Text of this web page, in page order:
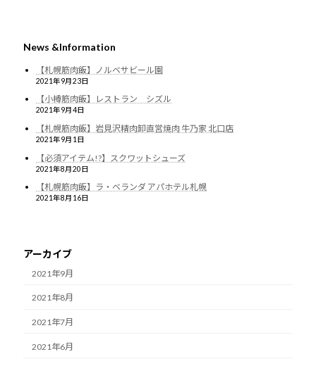
News &Information
【札幌筋肉飯】ノルベサビール園
2021年9月23日
【小樽筋肉飯】レストラン シズル
2021年9月4日
【札幌筋肉飯】岩見沢精肉卸直営焼肉 牛乃家 北口店
2021年9月1日
【必須アイテム!?】スクワットシューズ
2021年8月20日
【札幌筋肉飯】ラ・ベランダ アパホテル札幌
2021年8月16日
アーカイブ
2021年9月
2021年8月
2021年7月
2021年6月